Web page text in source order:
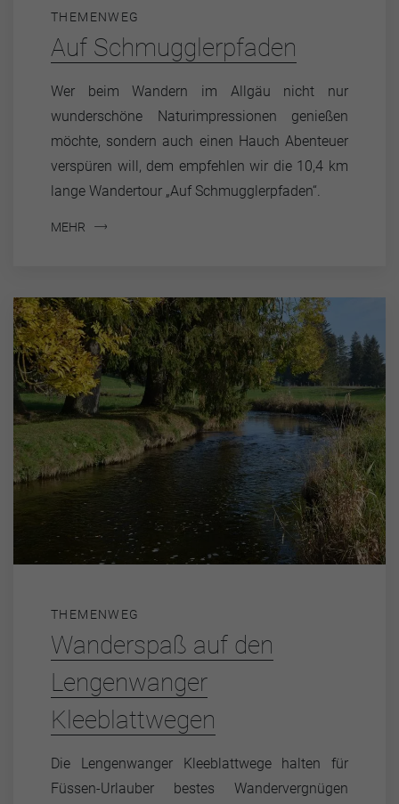
THEMENWEG
Auf Schmugglerpfaden
Wer beim Wandern im Allgäu nicht nur
wunderschöne Naturimpressionen genießen
möchte, sondern auch einen Hauch Abenteuer
verspüren will, dem empfehlen wir die 10,4 km
lange Wandertour „Auf Schmugglerpfaden“.
MEHR
THEMENWEG
Wanderspaß auf den
Lengenwanger
Kleeblattwegen
Die Lengenwanger Kleeblattwege halten für
Füssen-Urlauber bestes Wandervergnügen